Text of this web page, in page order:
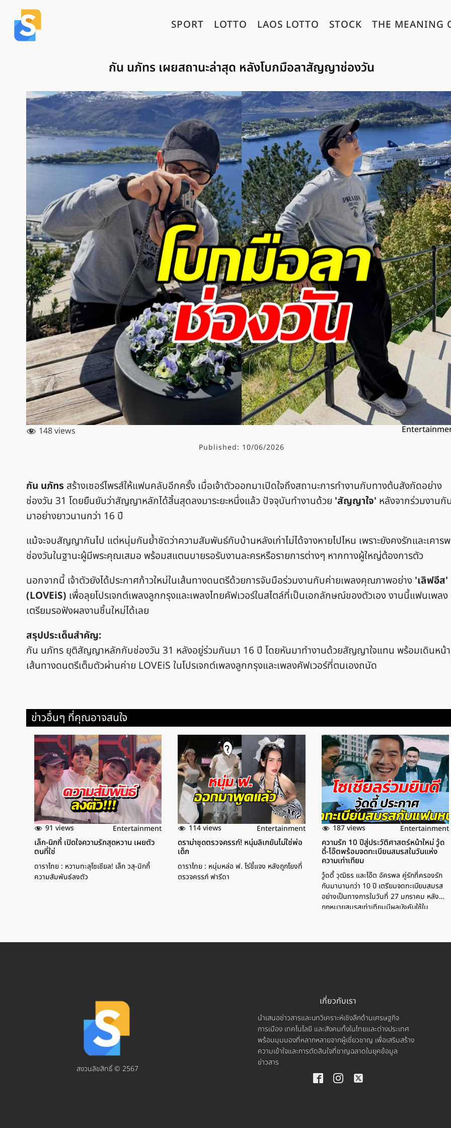
SPORT LOTTO LAOS LOTTO STOCK THE MEANING
กัน นภัทร เผยสถานะล่าสุด หลังโบกมือลาสัญญาช่องวัน
148 views
Published: 10/06/2026
กัน นภัทร สร้างเซอร์ไพรส์ให้แฟนคลับอีกครั้ง เมื่อเจ้าตัวออกมาเปิดใจถึงสถานะการทำงานกับทางต้นสังกัดอย่าง
ช่องวัน 31 โดยยืนยันว่าสัญญาหลักได้สิ้นสุดลงมาระยะหนึ่งแล้ว ปัจจุบันทำงานด้วย 'สัญญาใจ' หลังจากร่วมงานกั
มาอย่างยาวนานกว่า 16 ปี
แม้จะจบสัญญากันไป แต่หนุ่มกันย้ำชัดว่าความสัมพันธ์กับบ้านหลังเก่าไม่ได้จางหายไปไหน เพราะยังคงรักและเคารพ
ช่องวันในฐานะผู้มีพระคุณเสมอ พร้อมสแตนบายรอรับงานละครหรือรายการต่างๆ หากทางผู้ใหญ่ต้องการตัว
นอกจากนี้ เจ้าตัวยังได้ประกาศก้าวใหม่ในเส้นทางดนตรีด้วยการจับมือร่วมงานกับค่ายเพลงคุณภาพอย่าง 'เลิฟอีส'
(LOVEiS) เพื่อลุยโปรเจกต์เพลงลูกกรุงและเพลงไทยคัฟเวอร์ในสไตล์ที่เป็นเอกลักษณ์ของตัวเอง งานนี้แฟนเพลง
เตรียมรอฟังผลงานชิ้นใหม่ได้เลย
สรุปประเด็นสำคัญ:
กัน นภัทร ยุติสัญญาหลักกับช่องวัน 31 หลังอยู่ร่วมกันมา 16 ปี โดยหันมาทำงานด้วยสัญญาใจแทน พร้อมเดินหน้า
เส้นทางดนตรีเต็มตัวผ่านค่าย LOVEiS ในโปรเจกต์เพลงลูกกรุงและเพลงคัฟเวอร์ที่ตนเองถนัด
ข่าวอื่นๆ ที่คุณอาจสนใจ
91 views Entertainment
เล็ก-นิกกี้ เปิดใจความรักสุดหวาน เผยตัว
ตนที่ใช่
ดาราไทย : หวานทะลุโซเชียล! เล็ก วสุ-นิกกี้
ความสัมพันธ์ลงตัว
114 views Entertainment
ดราม่าชุดตรวจครรภ์! หนุ่มลิเกยันไม่ใช่พ่อ
เด็ก
ดาราไทย : หนุ่มหล่อ ฟ. โร่ชี้แจง หลังถูกโยงที่
ตรวจครรภ์ ฟารีดา
187 views Entertainment
ความรัก 10 ปีสู่ประวัติศาสตร์หน้าใหม่ วู้ด
ดี้-โอ๊ตพร้อมจดทะเบียนสมรสในวันแห่ง
ความเท่าเทียม
วู้ดดี้ วุฒิธร และโอ๊ต อัครพล คู่รักที่ครองรัก
กันมานานกว่า 10 ปี เตรียมจดทะเบียนสมรส
อย่างเป็นทางการในวันที่ 27 มกราคม หลัง
กฎหมายสมรสเท่าเทียมมีผลบังคับใช้ใน
สงวนลิขสิทธิ์ © 2567
เกี่ยวกับเรา
นำเสนอข่าวสารและบทวิเคราะห์เชิงลึกด้านเศรษฐกิจ
การเมือง เทคโนโลยี และสังคมทั้งในไทยและต่างประเทศ
พร้อมมุมมองที่หลากหลายจากผู้เชี่ยวชาญ เพื่อเสริมสร้าง
ความเข้าใจและการตัดสินใจที่ชาญฉลาดในยุคข้อมูล
ข่าวสาร